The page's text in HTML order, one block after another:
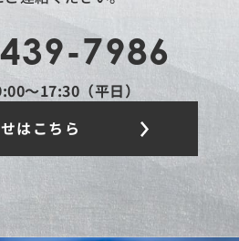
7986
〜17:30（平日）
はこちら